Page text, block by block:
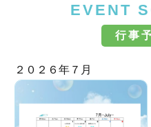
EVENT
行事
２０２６年７月